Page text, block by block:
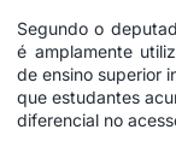
Segundo o
é amplamente
de ensino superior
que estudantes
diferencial no